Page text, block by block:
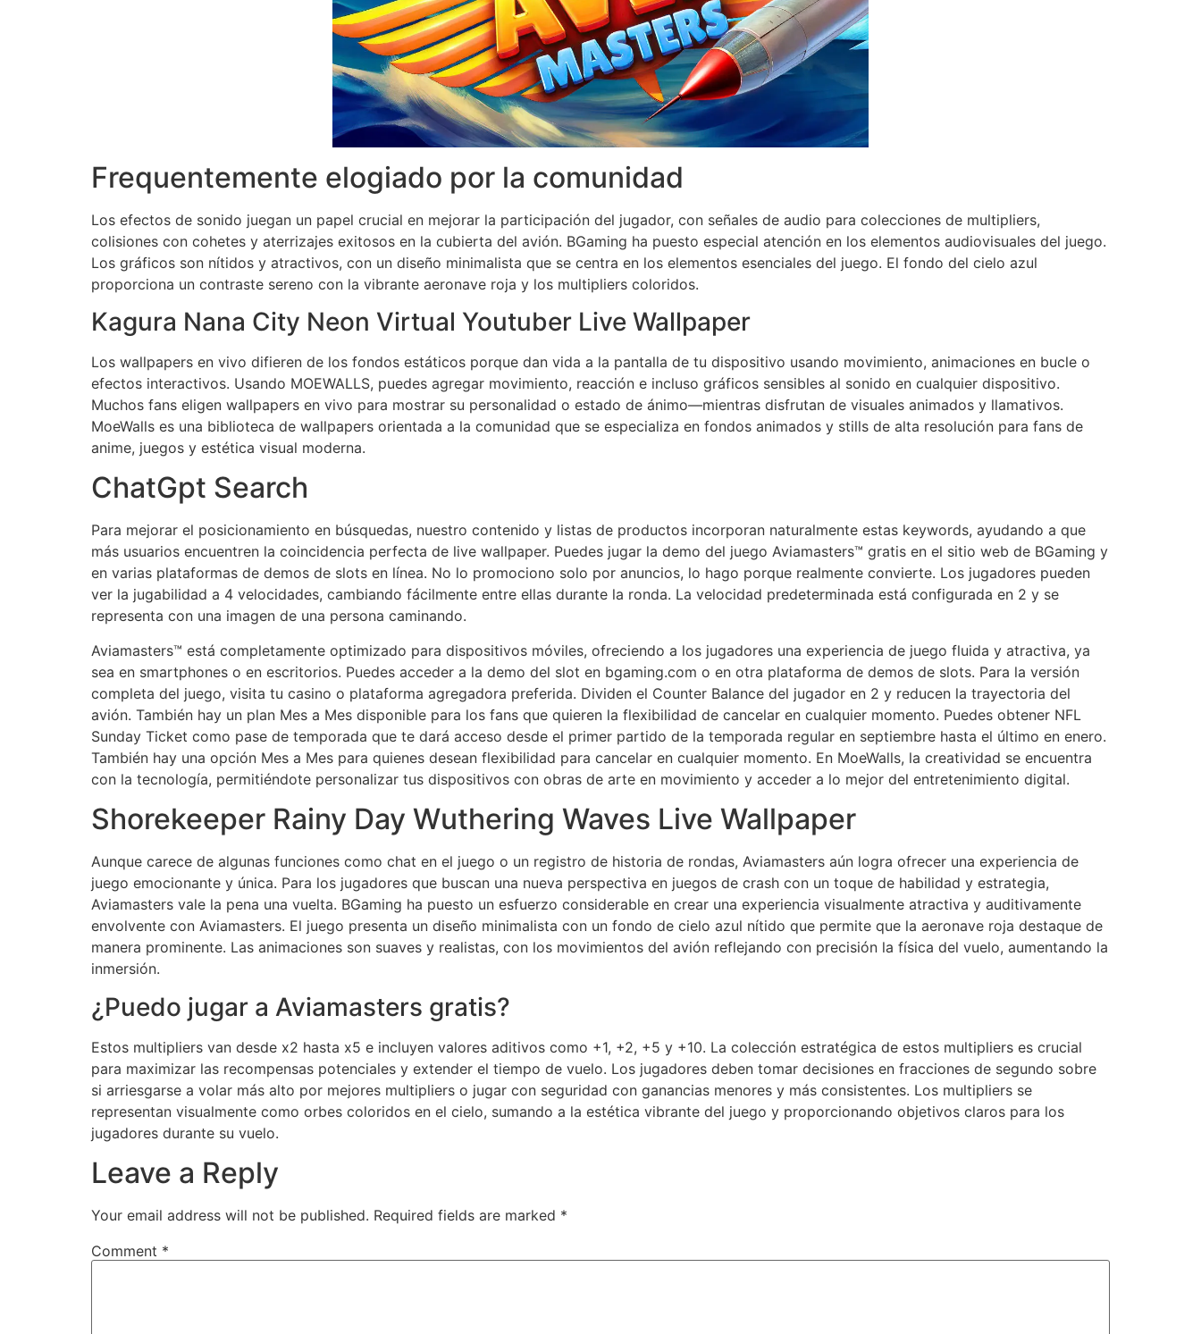
Frequentemente elogiado por la comunidad
Los efectos de sonido juegan un papel crucial en mejorar la participación del jugador, con señales de audio para colecciones de multipliers,
colisiones con cohetes y aterrizajes exitosos en la cubierta del avión. BGaming ha puesto especial atención en los elementos audiovisuales del juego.
Los gráficos son nítidos y atractivos, con un diseño minimalista que se centra en los elementos esenciales del juego. El fondo del cielo azul
proporciona un contraste sereno con la vibrante aeronave roja y los multipliers coloridos.
Kagura Nana City Neon Virtual Youtuber Live Wallpaper
Los wallpapers en vivo difieren de los fondos estáticos porque dan vida a la pantalla de tu dispositivo usando movimiento, animaciones en bucle o
efectos interactivos. Usando MOEWALLS, puedes agregar movimiento, reacción e incluso gráficos sensibles al sonido en cualquier dispositivo.
Muchos fans eligen wallpapers en vivo para mostrar su personalidad o estado de ánimo—mientras disfrutan de visuales animados y llamativos.
MoeWalls es una biblioteca de wallpapers orientada a la comunidad que se especializa en fondos animados y stills de alta resolución para fans de
anime, juegos y estética visual moderna.
ChatGpt Search
Para mejorar el posicionamiento en búsquedas, nuestro contenido y listas de productos incorporan naturalmente estas keywords, ayudando a que
más usuarios encuentren la coincidencia perfecta de live wallpaper. Puedes jugar la demo del juego Aviamasters™ gratis en el sitio web de BGaming y
en varias plataformas de demos de slots en línea. No lo promociono solo por anuncios, lo hago porque realmente convierte. Los jugadores pueden
ver la jugabilidad a 4 velocidades, cambiando fácilmente entre ellas durante la ronda. La velocidad predeterminada está configurada en 2 y se
representa con una imagen de una persona caminando.
Aviamasters™ está completamente optimizado para dispositivos móviles, ofreciendo a los jugadores una experiencia de juego fluida y atractiva, ya
sea en smartphones o en escritorios. Puedes acceder a la demo del slot en bgaming.com o en otra plataforma de demos de slots. Para la versión
completa del juego, visita tu casino o plataforma agregadora preferida. Dividen el Counter Balance del jugador en 2 y reducen la trayectoria del
avión. También hay un plan Mes a Mes disponible para los fans que quieren la flexibilidad de cancelar en cualquier momento. Puedes obtener NFL
Sunday Ticket como pase de temporada que te dará acceso desde el primer partido de la temporada regular en septiembre hasta el último en enero.
También hay una opción Mes a Mes para quienes desean flexibilidad para cancelar en cualquier momento. En MoeWalls, la creatividad se encuentra
con la tecnología, permitiéndote personalizar tus dispositivos con obras de arte en movimiento y acceder a lo mejor del entretenimiento digital.
Shorekeeper Rainy Day Wuthering Waves Live Wallpaper
Aunque carece de algunas funciones como chat en el juego o un registro de historia de rondas, Aviamasters aún logra ofrecer una experiencia de
juego emocionante y única. Para los jugadores que buscan una nueva perspectiva en juegos de crash con un toque de habilidad y estrategia,
Aviamasters vale la pena una vuelta. BGaming ha puesto un esfuerzo considerable en crear una experiencia visualmente atractiva y auditivamente
envolvente con Aviamasters. El juego presenta un diseño minimalista con un fondo de cielo azul nítido que permite que la aeronave roja destaque de
manera prominente. Las animaciones son suaves y realistas, con los movimientos del avión reflejando con precisión la física del vuelo, aumentando la
inmersión.
¿Puedo jugar a Aviamasters gratis?
Estos multipliers van desde x2 hasta x5 e incluyen valores aditivos como +1, +2, +5 y +10. La colección estratégica de estos multipliers es crucial
para maximizar las recompensas potenciales y extender el tiempo de vuelo. Los jugadores deben tomar decisiones en fracciones de segundo sobre
si arriesgarse a volar más alto por mejores multipliers o jugar con seguridad con ganancias menores y más consistentes. Los multipliers se
representan visualmente como orbes coloridos en el cielo, sumando a la estética vibrante del juego y proporcionando objetivos claros para los
jugadores durante su vuelo.
Leave a Reply
Your email address will not be published. Required fields are marked *
Comment *